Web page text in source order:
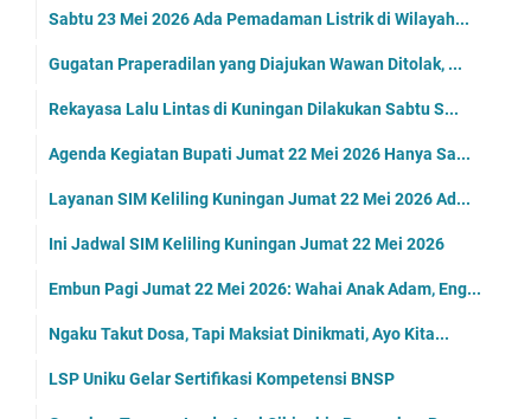
Sabtu 23 Mei 2026 Ada Pemadaman Listrik di Wilayah...
Gugatan Praperadilan yang Diajukan Wawan Ditolak, ...
Rekayasa Lalu Lintas di Kuningan Dilakukan Sabtu S...
Agenda Kegiatan Bupati Jumat 22 Mei 2026 Hanya Sa...
Layanan SIM Keliling Kuningan Jumat 22 Mei 2026 Ad...
Ini Jadwal SIM Keliling Kuningan Jumat 22 Mei 2026
Embun Pagi Jumat 22 Mei 2026: Wahai Anak Adam, Eng...
Ngaku Takut Dosa, Tapi Maksiat Dinikmati, Ayo Kita...
LSP Uniku Gelar Sertifikasi Kompetensi BNSP